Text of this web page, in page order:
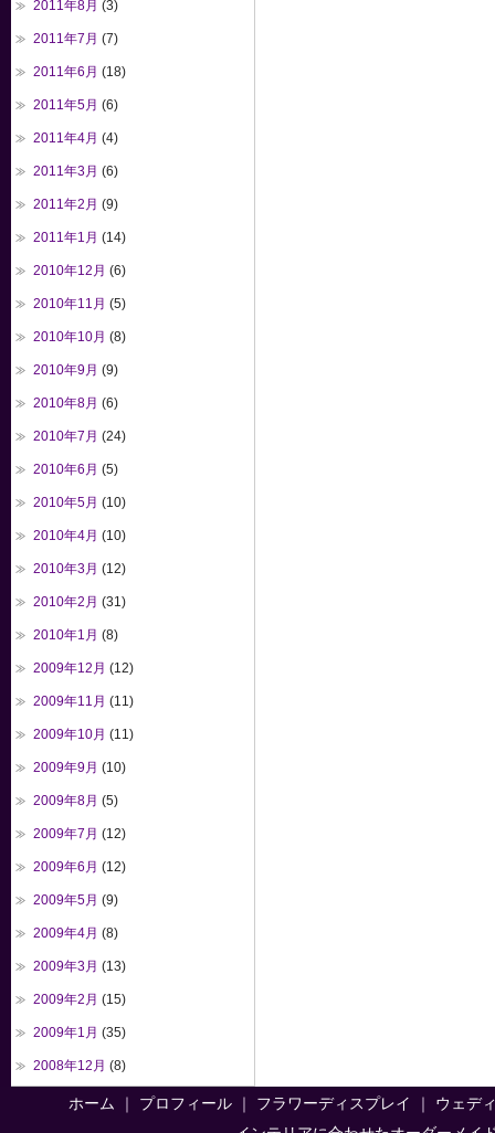
2011年8月 (3)
2011年7月 (7)
2011年6月 (18)
2011年5月 (6)
2011年4月 (4)
2011年3月 (6)
2011年2月 (9)
2011年1月 (14)
2010年12月 (6)
2010年11月 (5)
2010年10月 (8)
2010年9月 (9)
2010年8月 (6)
2010年7月 (24)
2010年6月 (5)
2010年5月 (10)
2010年4月 (10)
2010年3月 (12)
2010年2月 (31)
2010年1月 (8)
2009年12月 (12)
2009年11月 (11)
2009年10月 (11)
2009年9月 (10)
2009年8月 (5)
2009年7月 (12)
2009年6月 (12)
2009年5月 (9)
2009年4月 (8)
2009年3月 (13)
2009年2月 (15)
2009年1月 (35)
2008年12月 (8)
ホーム プロフィール フラワーディスプレイ
ウェデ